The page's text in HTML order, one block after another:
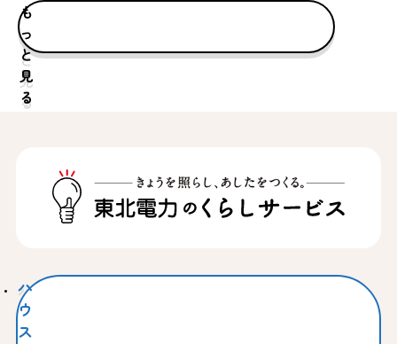
も
っ
と
見
る
ハ
ウ
ス